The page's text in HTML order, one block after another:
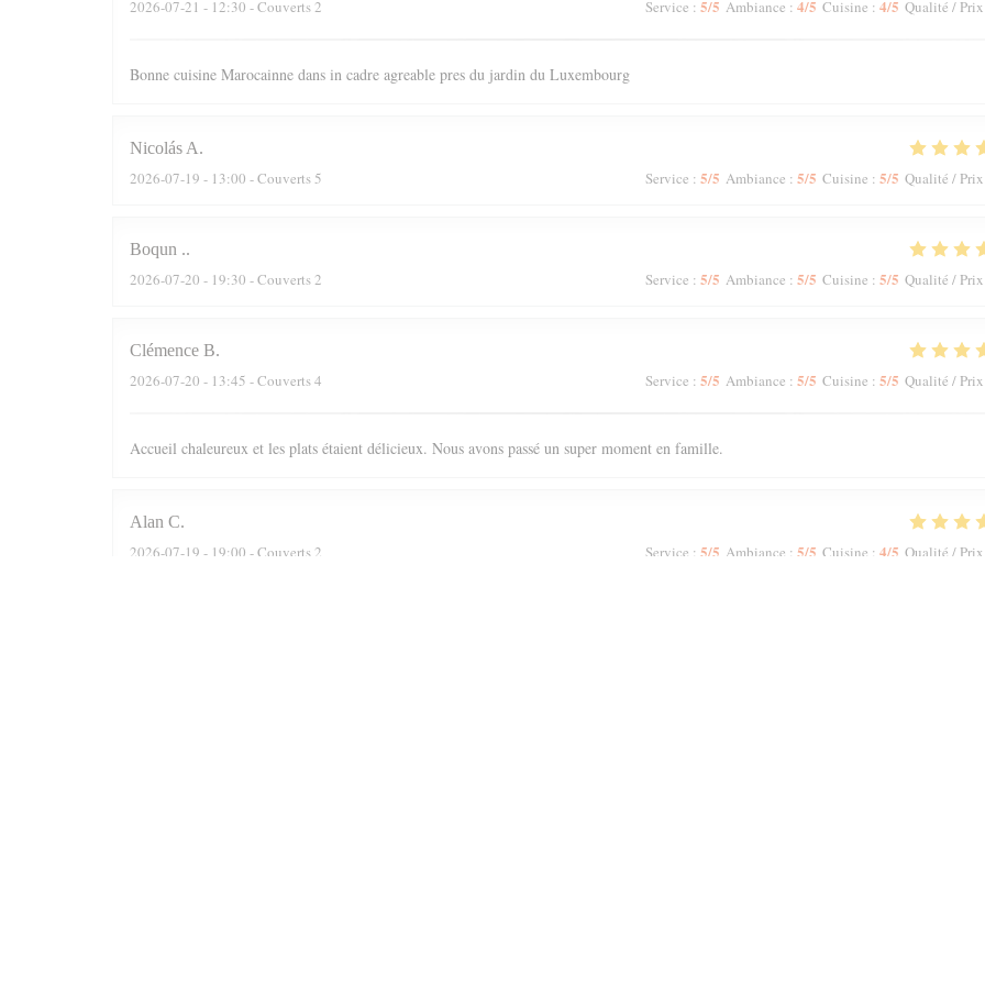
2026-07-21 - 12:30 - Couverts 2 Service : 5/5 Ambiance : 4/5 Cuisine : 4/5 Qualité / Prix
Bonne cuisine Marocainne dans in cadre agreable pres du jardin du Luxembourg
Nicolás A
2026-07-19 - 13:00 - Couverts 5 Service : 5/5 Ambiance : 5/5 Cuisine : 5/5 Qualité / Prix
Boqun .
2026-07-20 - 19:30 - Couverts 2 Service : 5/5 Ambiance : 5/5 Cuisine : 5/5 Qualité / Prix
Clémence B
2026-07-20 - 13:45 - Couverts 4 Service : 5/5 Ambiance : 5/5 Cuisine : 5/5 Qualité / Prix
Accueil chaleureux et les plats étaient délicieux. Nous avons passé un super moment en famille.
Alan C
2026-07-19 - 19:00 - Couverts 2 Service : 5/5 Ambiance : 5/5 Cuisine : 4/5 Qualité / Prix